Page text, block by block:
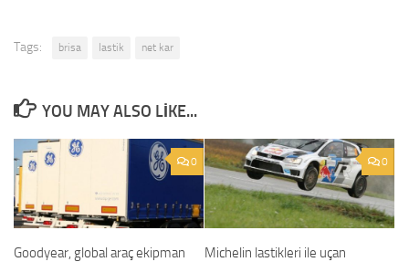
Tags: brisa lastik net kar
YOU MAY ALSO LIKE...
0
Goodyear, global araç ekipman
0
Michelin lastikleri ile uçan